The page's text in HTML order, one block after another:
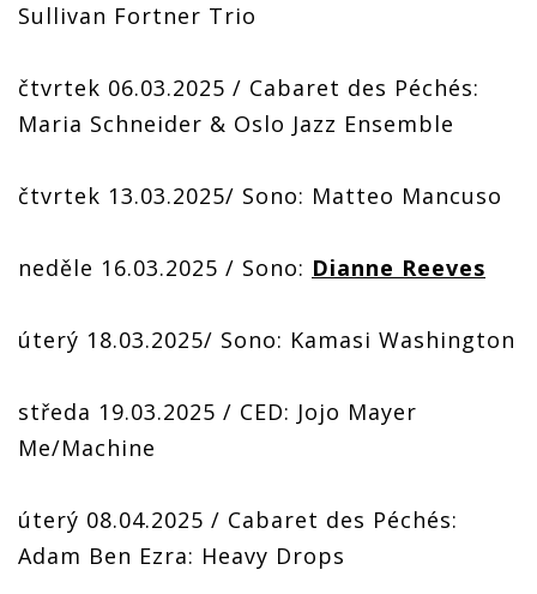
Sullivan Fortner Trio
čtvrtek 06.03.2025 / Cabaret des Péchés:
Maria Schneider & Oslo Jazz Ensemble
čtvrtek 13.03.2025/ Sono: Matteo Mancuso
neděle 16.03.2025 / Sono: Dianne Reeves
úterý 18.03.2025/ Sono: Kamasi Washington
středa 19.03.2025 / CED: Jojo Mayer
Me/Machine
úterý 08.04.2025 / Cabaret des Péchés:
Adam Ben Ezra: Heavy Drops